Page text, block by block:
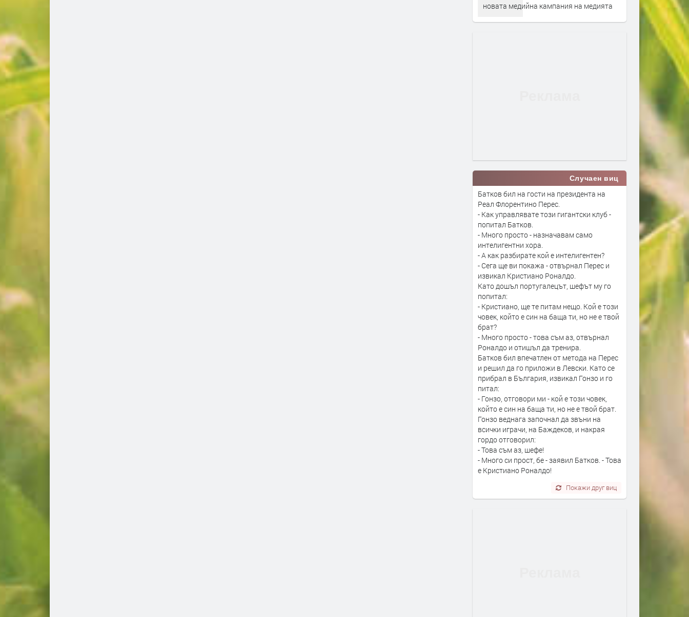
новата медийна кампания на медията
Случаен виц
Батков бил на гости на президента на
Реал Флорентино Перес.
- Как управлявате този гигантски клуб -
попитал Батков.
- Много просто - назначавам само
интелигентни хора.
- А как разбирате кой е интелигентен?
- Сега ще ви покажа - отвърнал Перес и
извикал Кристиано Роналдо.
Като дошъл португалецът, шефът му го
попитал:
- Кристиано, ще те питам нещо. Кой е този
човек, който е син на баща ти, но не е твой
брат?
- Много просто - това съм аз, отвърнал
Роналдо и отишъл да тренира.
Батков бил впечатлен от метода на Перес
и решил да го приложи в Левски. Като се
прибрал в България, извикал Гонзо и го
питал:
- Гонзо, отговори ми - кой е този човек,
който е син на баща ти, но не е твой брат.
Гонзо веднага започнал да звъни на
всички играчи, на Баждеков, и накрая
гордо отговорил:
- Това съм аз, шефе!
- Много си прост, бе - заявил Батков. - Това
е Кристиано Роналдо!
Покажи друг виц